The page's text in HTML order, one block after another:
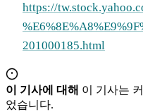
https://
201000185.html
이 기사에 대해 이 기사는
었습니다.